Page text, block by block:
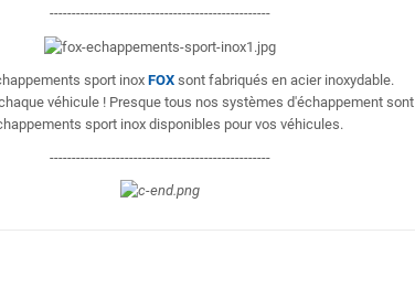
--------------------------------------------------
sport inoxFOX sont fabriqués en acier inoxydable.
véhicule ! Presque tous nos systèmes d'échappement sont
sport inox disponibles pour vos véhicules.
--------------------------------------------------